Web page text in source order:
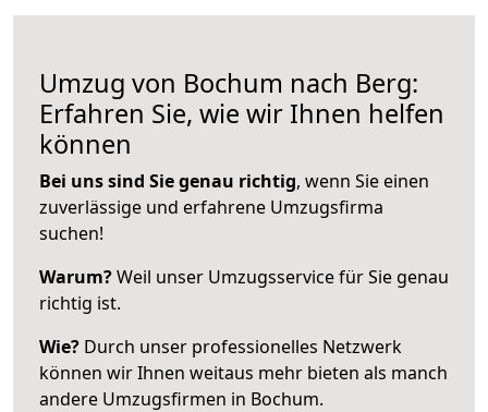
Umzug von Bochum nach Berg:
Erfahren Sie, wie wir Ihnen helfen
können
Bei uns sind Sie genau richtig, wenn Sie einen
zuverlässige und erfahrene Umzugsfirma
suchen!
Warum?Weil unser Umzugsservice für Sie genau
richtig ist.
Wie? Durch unser professionelles Netzwerk
können wir Ihnen weitaus mehr bieten als manch
andere Umzugsfirmen in Bochum.